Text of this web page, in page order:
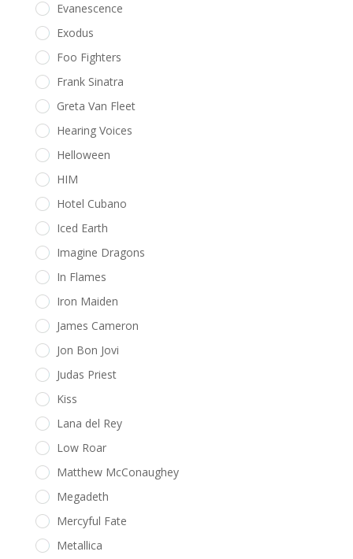
Evanescence
Exodus
Foo Fighters
Frank Sinatra
Greta Van Fleet
Hearing Voices
Helloween
HIM
Hotel Cubano
Iced Earth
Imagine Dragons
In Flames
Iron Maiden
James Cameron
Jon Bon Jovi
Judas Priest
Kiss
Lana del Rey
Low Roar
Matthew McConaughey
Megadeth
Mercyful Fate
Metallica